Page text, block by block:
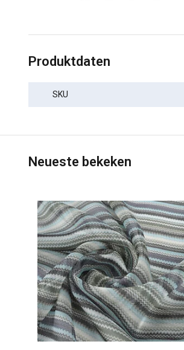
Produktdaten
SKU
Neueste bekeken